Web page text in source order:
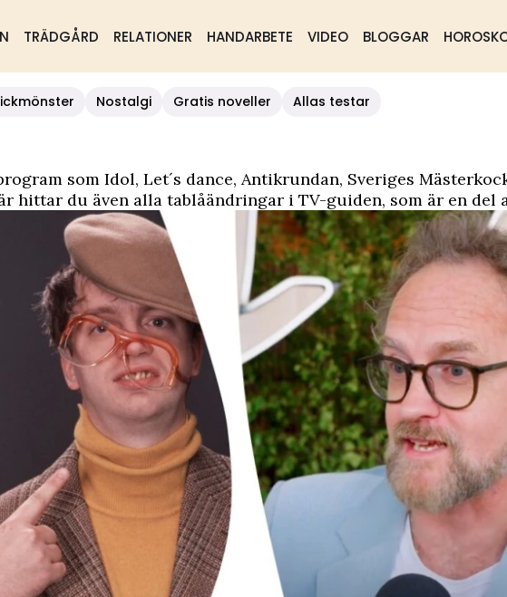
TRÄDGÅRD RELATIONER HANDARBETE VIDEO BLOGGAR
Nostalgi Gratis noveller Allas testar
som Idol, Let´s dance, Antikrundan, Sveriges
hittar du även alla tablåändringar i TV-guiden, som är en del